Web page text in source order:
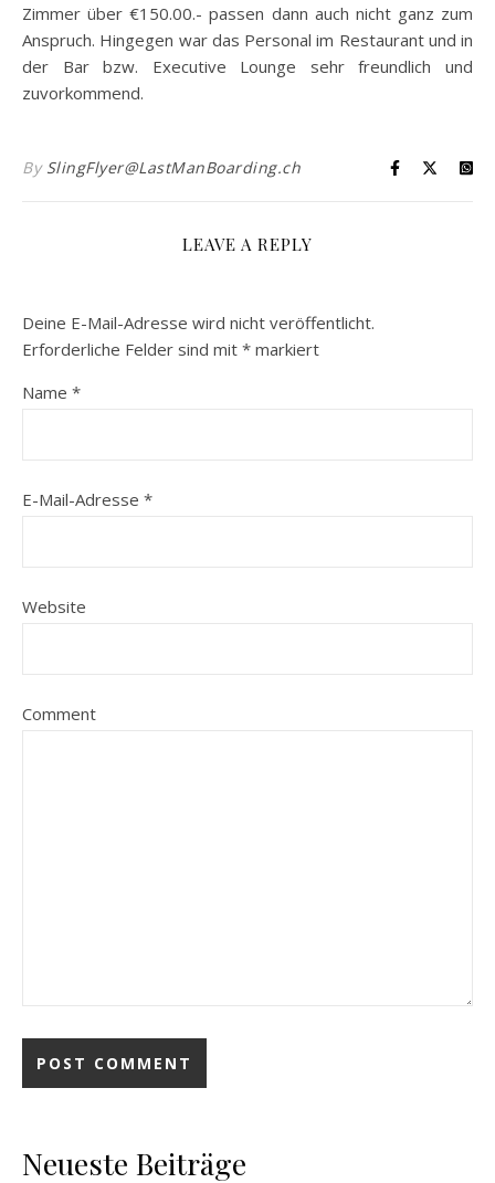
Zimmer über €150.00.- passen dann auch nicht ganz zum
Anspruch. Hingegen war das Personal im Restaurant und in
der Bar bzw. Executive Lounge sehr freundlich und
zuvorkommend.
By SlingFlyer@LastManBoarding.ch
LEAVE A REPLY
Deine E-Mail-Adresse wird nicht veröffentlicht.
Erforderliche Felder sind mit * markiert
Name *
E-Mail-Adresse *
Website
Comment
Neueste Beiträge